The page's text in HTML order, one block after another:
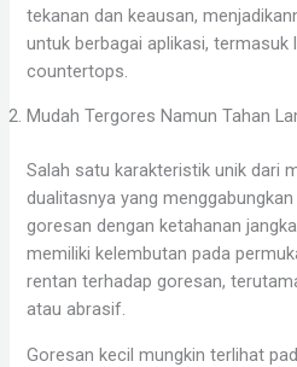
tekanan dan keausan,
untuk berbagai aplikasi, termasuk
countertops.
Mudah Tergores Namun Tahan
Salah satu karakteristik unik dari
dualitasnya yang
goresan dengan ketahanan
memiliki kelembutan pada
rentan terhadap goresan,
atau abrasif.
Goresan kecil mungkin terlihat